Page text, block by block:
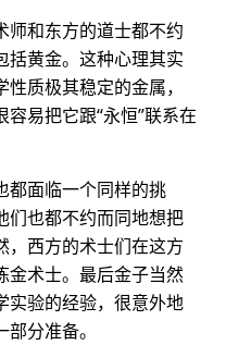
师和东方的道士都不约
括黄金。这种心理其实
质极其稳定的金属，
易把它跟“永恒”联系在
都面临一个同样的挑
们也都不约而同地想把
，西方的术士们在这方
金术士。最后金子当然
实验的经验，很意外地
分准备。